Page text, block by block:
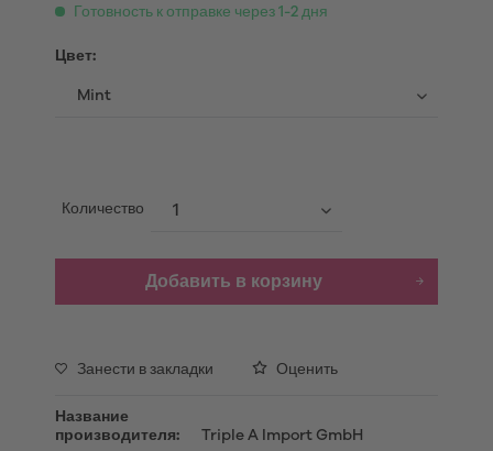
Готовность к отправке через 1-2 дня
Цвет:
Количество
Добавить в корзину
Занести в закладки Оценить
Название
производителя:
Triple A Import GmbH